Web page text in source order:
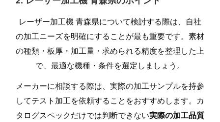
レーザー加工機 青森県について検討する際は、自社
の加工ニーズを明確にすることが最も重要です。素材
の種類・板厚・加工量・求められる精度を整理した上
で、最適な機種・条件を選定しましょう。
メーカーに相談する際は、実際の加工サンプルを持参
してテスト加工を依頼することをおすすめします。カ
タログスペックだけでは判断できない実際の加工品質